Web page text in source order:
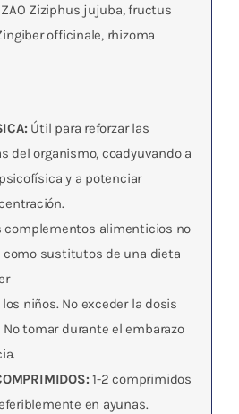
ZAO Ziziphus jujuba, fructus
officinale, rhizoma
Útil para reforzar las
del organismo, coadyuvando a
y a potenciar
complementos alimenticios no
como sustitutos de una dieta
niños. No exceder la dosis
tomar durante el embarazo
1-2 comprimidos
en ayunas.